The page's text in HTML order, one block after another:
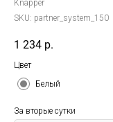
Knapper
SKU: partner_system_150
1 234 р.
Цвет
Белый
За вторые сутки